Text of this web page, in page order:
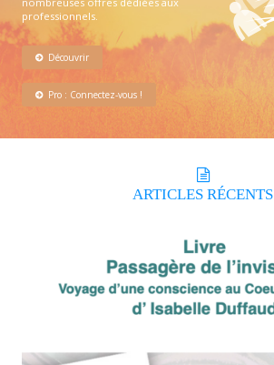
professionnels.
Découvrir
Pro : Connectez-vous !
ARTICLES RÉCENTS